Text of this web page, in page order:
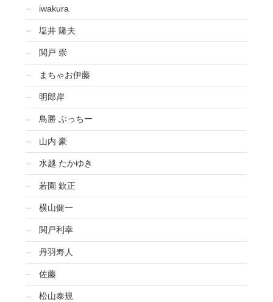
iwakura
塩井 隆夫
関戸 崇
まちゃお伊藤
明郎岸
鳥勝 ぶっちー
山内 豪
水越 たかゆき
若園 欽正
横山健一
関戸利幸
丹羽寿人
佐藤
松山泰規